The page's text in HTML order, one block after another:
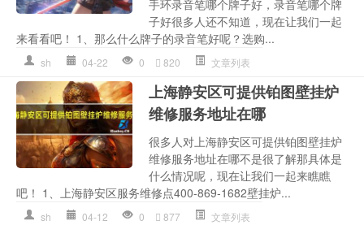
手环录音笔哪个牌子好，录音笔哪个牌
子好很多人还不知道，现在让我们一起
来看看吧！ 1、那么什么牌子的录音笔好呢？选购...
sh 04-22 0 820 文章列表
上海静安区可提供铂图壁挂炉
维修服务地址在哪
很多人对上海静安区可提供铂图壁挂炉
维修服务地址在哪不是很了解那具体是
什么情况呢，现在让我们一起来瞧瞧
吧！ 1、上海静安区服务维修点400-869-1682壁挂炉...
sh 04-12 0 877 文章列表